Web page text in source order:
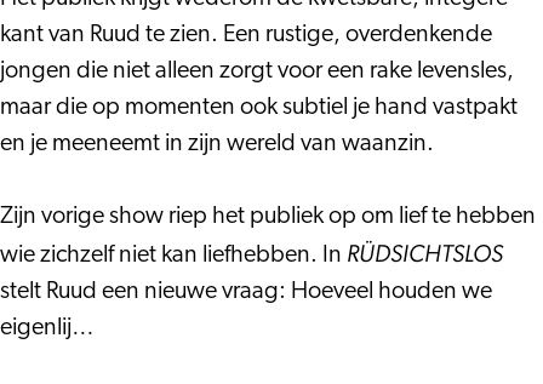
kant van Ruud te zien. Een rustige, overdenkende
jongen die niet alleen zorgt voor een rake levensles,
maar die op momenten ook subtiel je hand vastpakt
en je meeneemt in zijn wereld van waanzin.
Zijn vorige show riep het publiek op om lief te hebben
wie zichzelf niet kan liefhebben. In RÜDSICHTSLOS
stelt Ruud een nieuwe vraag: Hoeveel houden we
eigenlij…